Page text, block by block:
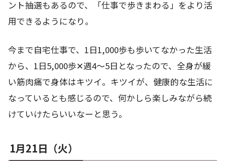
ント抽選もあるので、「仕事で歩きまわる」をより活
用できるようになり。
今まで自宅仕事で、1日1,000歩も歩いてなかった生活
から、1日5,000歩✕週4～5日となったので、全身が緩
い筋肉痛で身体はキツイ。キツイが、健康的な生活に
なっているとも感じるので、何かしら楽しみながら続
けていけたらいいなーと思う。
1月21日（火）